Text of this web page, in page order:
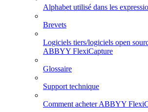
Alphabet utilisé dans les
Brevets
Logiciels tiers/logiciels open
ABBYY FlexiCapture
Glossaire
Support technique
Comment acheter ABBYY